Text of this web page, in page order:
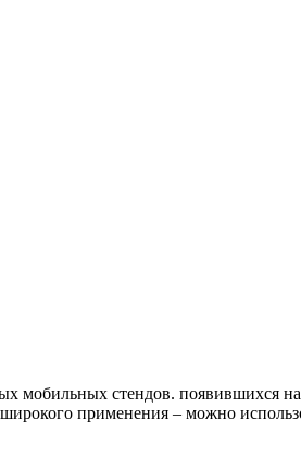
мобиль­ных стен­дов. появив­ших­ся
при­ме­не­ния – мож­но